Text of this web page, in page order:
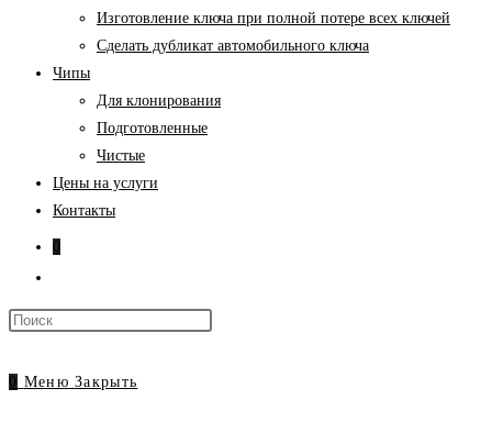
Изготовление ключа при полной потере всех ключей
Cделать дубликат автомобильного ключа
Чипы
Для клонирования
Подготовленные
Чистые
Цены на услуги
Контакты
0
по
сайту
0 Меню Закрыть